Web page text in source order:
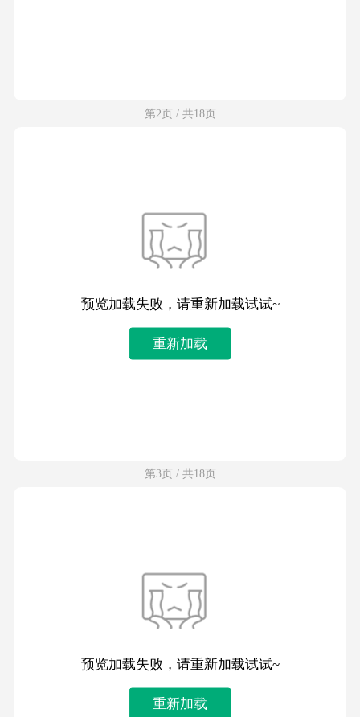
第2页 / 共18页
预览加载失败，请重新加载试试~
重新加载
第3页 / 共18页
预览加载失败，请重新加载试试~
重新加载